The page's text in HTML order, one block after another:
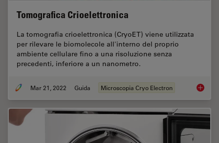
Tomografica Crioelettronica
La tomografia crioelettronica (CryoET) viene utilizzata
per rilevare le biomolecole all'interno del proprio
ambiente cellulare fino a una risoluzione senza
precedenti, inferiore a un nanometro.
Mar 21, 2022 Guida Microscopia Cryo Electron